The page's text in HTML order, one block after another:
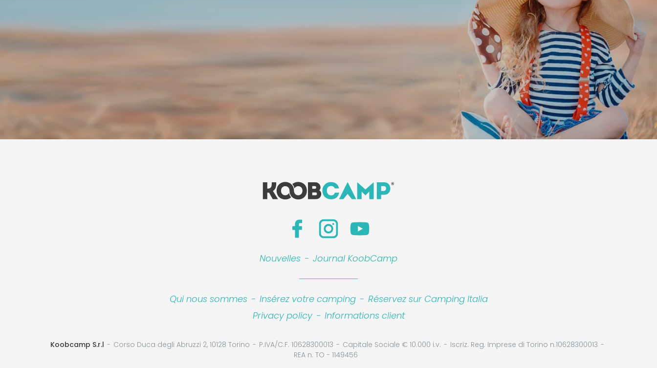
Nouvelles - Journal KoobCamp
Qui nous sommes - Insérez votre camping - Réservez sur Camping Italia
Privacy policy - Informations client
Koobcamp S.r.l Corso Duca degli Abruzzi 2, 10128 Torino P.IVA/C.F. 10628300013 Capitale Sociale € 10.000 i.v.
Iscriz. Reg. Imprese di Torino n.10628300013
REA n. TO - 1149456